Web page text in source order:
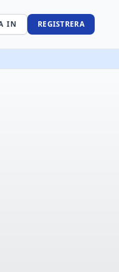
IN REGISTRERA